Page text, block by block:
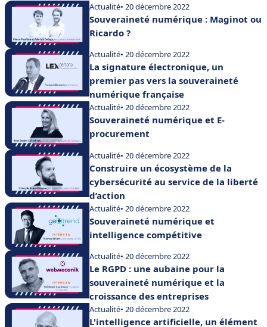
Actualité• 20 décembre 2022
Souveraineté numérique : Maginot ou
Ricardo ?
Actualité• 20 décembre 2022
La signature électronique, un
premier pas vers la souveraineté
numérique française
Actualité• 20 décembre 2022
Souveraineté numérique et E-
procurement
Actualité• 20 décembre 2022
Construire un écosystème de la
cybersécurité au service de la liberté
d’action
Actualité• 20 décembre 2022
Souveraineté numérique et
intelligence compétitive
Actualité• 20 décembre 2022
Le RGPD : une aubaine pour la
souveraineté numérique et la
croissance des entreprises
Actualité• 20 décembre 2022
L'intelligence artificielle, un élément